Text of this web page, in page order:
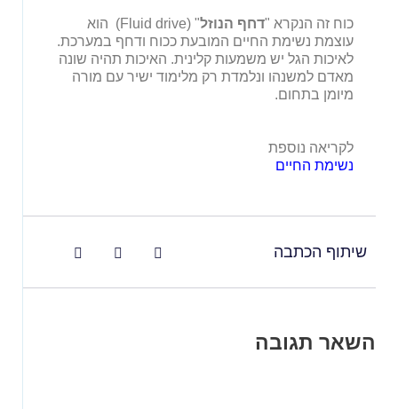
כוח זה הנקרא "דחף הנוזל
" (Fluid drive) הוא
עוצמת נשימת החיים המובעת ככוח ודחף במערכת.
לאיכות הגל יש משמעות קלינית. האיכות תהיה שונה
מאדם למשנהו ונלמדת רק מלימוד ישיר עם מורה
מיומן בתחום.
לקריאה נוספת
נשימת החיים
שיתוף הכתבה
השאר תגובה